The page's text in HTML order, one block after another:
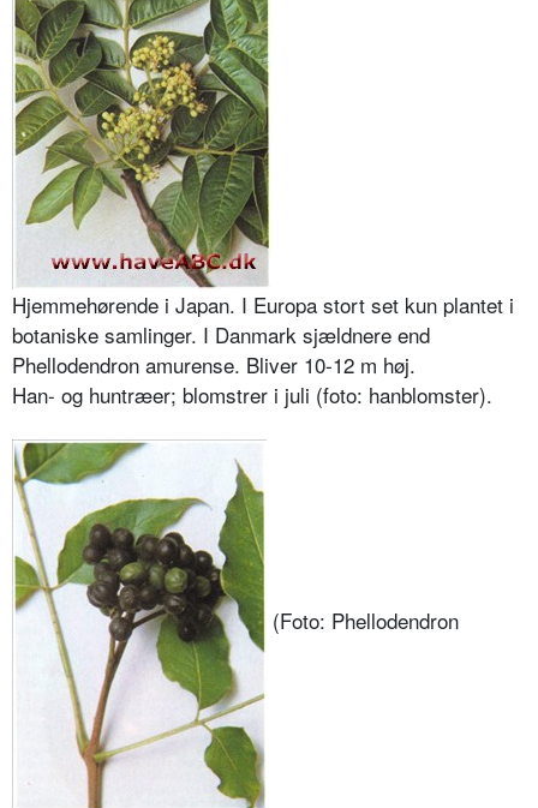
Hjemmehørende i Japan. I Europa stort set kun plantet i
botaniske samlinger. I Danmark sjældnere end
Phellodendron amurense. Bliver 10-12 m høj.
Han- og huntræer; blomstrer i juli (foto: hanblomster).
(Foto: Phellodendron